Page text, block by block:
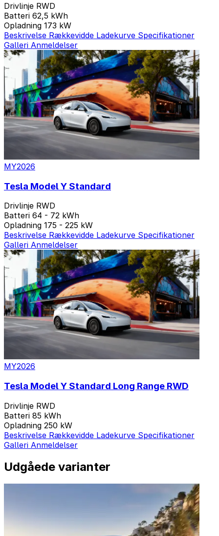
Drivlinje RWD
Batteri 62,5 kWh
Opladning 173 kW
Beskrivelse Rækkevidde Ladekurve Specifikationer
Galleri Anmeldelser
MY2026
Tesla Model Y Standard
Drivlinje RWD
Batteri 64 - 72 kWh
Opladning 175 - 225 kW
Beskrivelse Rækkevidde Ladekurve Specifikationer
Galleri Anmeldelser
MY2026
Tesla Model Y Standard Long Range RWD
Drivlinje RWD
Batteri 85 kWh
Opladning 250 kW
Beskrivelse Rækkevidde Ladekurve Specifikationer
Galleri Anmeldelser
Udgåede varianter